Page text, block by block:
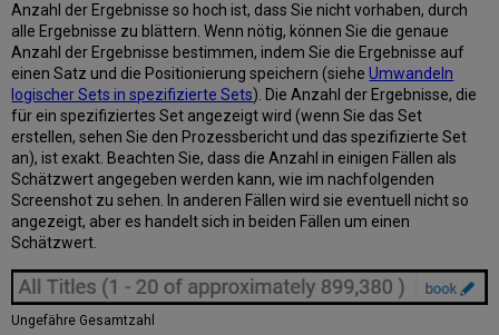
Anzahl der Ergebnisse so hoch ist, dass Sie nicht vorhaben, durch
alle Ergebnisse zu blättern. Wenn nötig, können Sie die genaue
Anzahl der Ergebnisse bestimmen, indem Sie die Ergebnisse auf
einen Satz und die Positionierung speichern (sieheUmwandeln
logischer Sets in spezifizierte Sets). Die Anzahl der Ergebnisse, die
für ein spezifiziertes Set angezeigt wird (wenn Sie das Set
erstellen, sehen Sie den Prozessbericht und das spezifizierte Set
an), ist exakt. Beachten Sie, dass die Anzahl in einigen Fällen als
Schätzwert angegeben werden kann, wie im nachfolgenden
Screenshot zu sehen. In anderen Fällen wird sie eventuell nicht so
angezeigt, aber es handelt sich in beiden Fällen um einen
Schätzwert.
Ungefähre Gesamtzahl